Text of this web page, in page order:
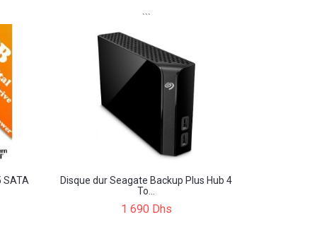
SATA
```
Disque dur Seagate Backup Plus Hub 4
To...
1 690 Dhs